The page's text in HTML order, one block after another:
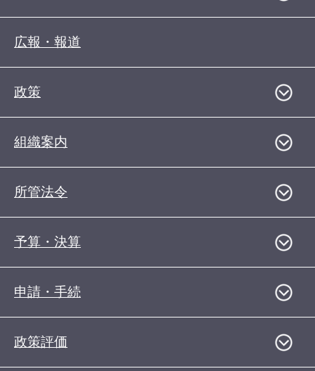
広報・報道
政策
組織案内
所管法令
予算・決算
申請・手続
政策評価